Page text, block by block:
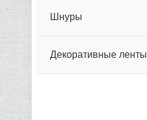
Шнуры
Декоративные ленты